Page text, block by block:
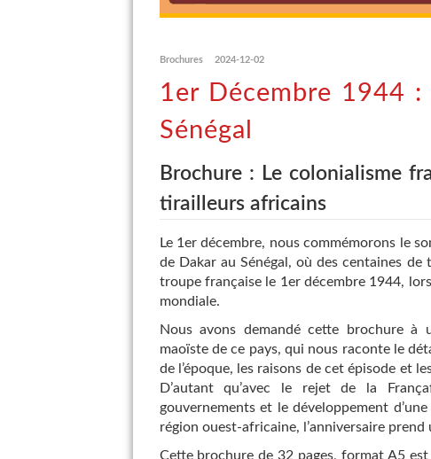
Brochures 2024-12-02
1er Décembre 1944 :
Sénégal
Brochure : Le colonialisme
tirailleurs africains
Le 1er décembre, nous commémorons le
de Dakar au Sénégal, où des centaines de
troupe française le 1er décembre 1944,
mondiale.
Nous avons demandé cette brochure à
maoïste de ce pays, qui nous raconte le
de l’époque, les raisons de cet épisode et
D’autant qu’avec le rejet de la
gouvernements et le développement
région ouest-africaine, l’anniversaire
Cette brochure de 32 pages, format A5